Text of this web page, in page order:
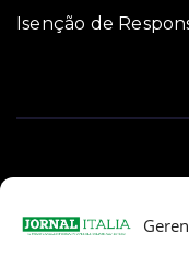
Isenção de